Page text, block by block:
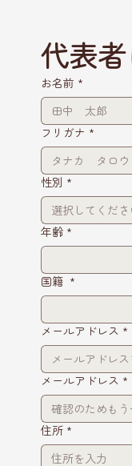
代表
お名前 *
フリガナ *
性別 *
年齢 *
国籍 *
メールアドレス *
メールアドレス *
住所 *